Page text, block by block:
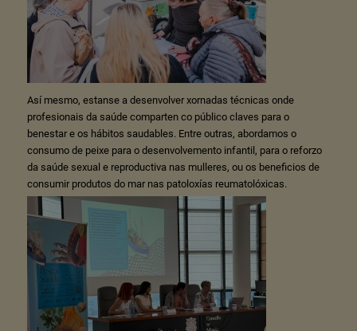
Así mesmo, estanse a desenvolver xornadas técnicas onde
profesionais da saúde comparten co público claves para o
benestar e os hábitos saudables. Entre outras, abordamos o
consumo de peixe para o desenvolvemento infantil, para o reforzo
da saúde sexual e reproductiva nas mulleres, ou os beneficios de
consumir produtos do mar nas patoloxías reumatolóxicas.